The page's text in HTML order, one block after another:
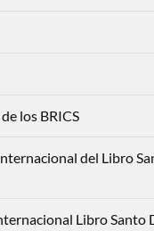
los BRICS
del Libro
Libro Santo